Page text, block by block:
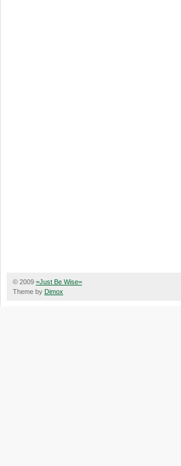
© 2009 =Just Be Wise=
Theme by Dimox